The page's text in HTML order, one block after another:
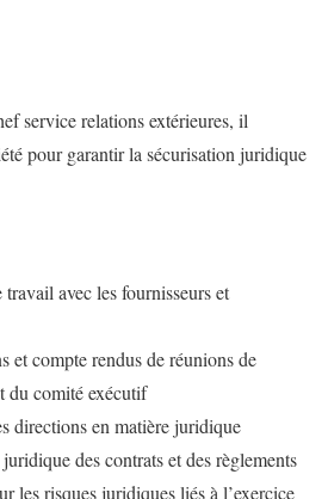
service relations extérieures, il
pour garantir la sécurisation juridique
avec les fournisseurs et
et compte rendus de réunions de
du comité exécutif
directions en matière juridique
des contrats et des règlements
les risques juridiques liés à l’exercice